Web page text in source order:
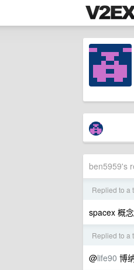
ben5959's
Replied to a
spacex 概
Replied to a
@life90 博